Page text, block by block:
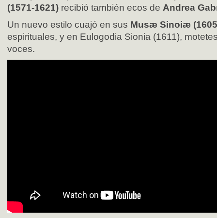
(1571-1621) recibió también ecos de Andrea
Un nuevo estilo cuajó en sus Musæ Sinoiæ
espirituales, y en Eulogodia Sionia (1611),
voces.